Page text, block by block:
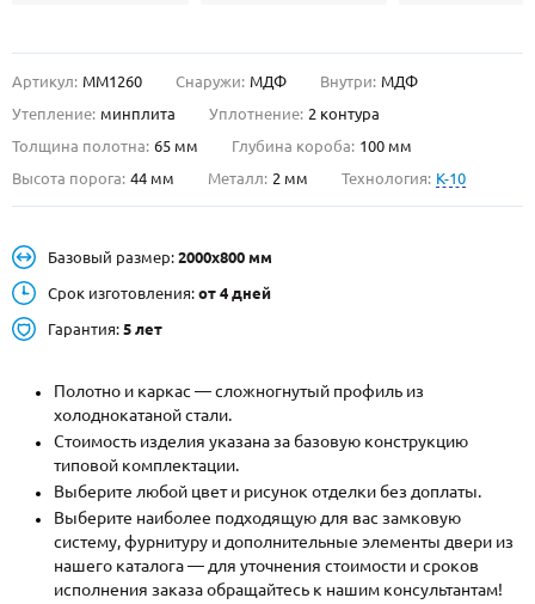
О НАС
Металлические двери от производителя с доставкой и установкой в
Москве и МО
НАЙТИ:
+7 (495) 411-44-41
INFO@META-M.RU
ЗАПРОСИТЬ РАСЧЕТ
Каталог Распродажа Как купить
Записаться на замер
Артикул: ММ1260 Снаружи: МДФ Внутри: МДФ
Утепление: минплита Уплотнение: 2 контура
Толщина полотна: 65 мм Глубина короба: 100 мм
Высота порога: 44 мм Металл: 2 мм Технология: K-10
Базовый размер: 2000х800 мм
Срок изготовления: от 4 дней
Гарантия: 5 лет
Полотно и каркас — сложногнутый профиль из
холоднокатаной стали.
Стоимость изделия указана за базовую конструкцию
типовой комплектации.
Выберите любой цвет и рисунок отделки без доплаты.
Выберите наиболее подходящую для вас замковую
систему, фурнитуру и дополнительные элементы двери из
нашего каталога — для уточнения стоимости и сроков
исполнения заказа обращайтесь к нашим консультантам!